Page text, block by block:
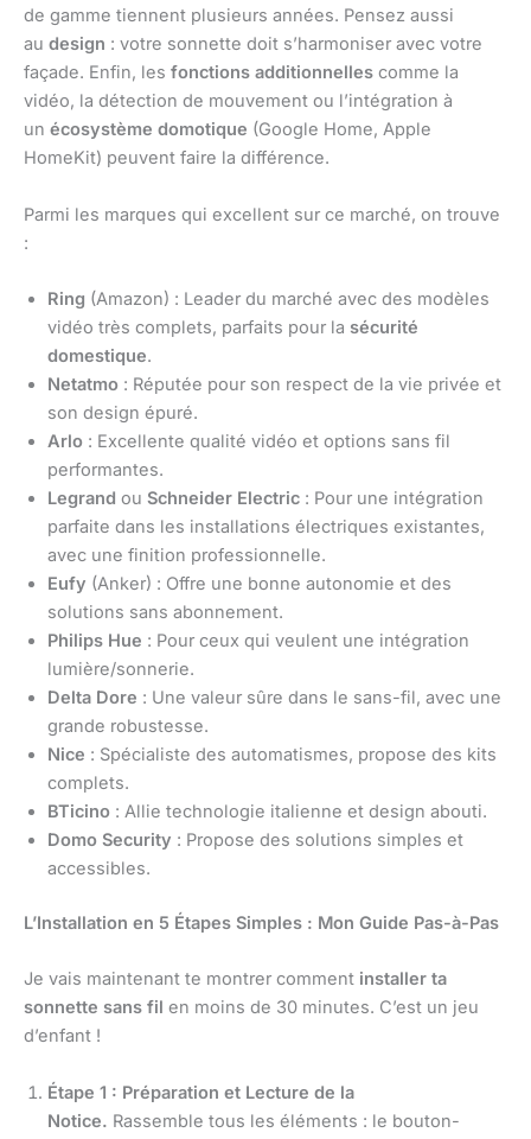
de gamme tiennent plusieurs années. Pensez aussi
au design : votre sonnette doit s’harmoniser avec votre
façade. Enfin, les fonctions additionnelles comme la
vidéo, la détection de mouvement ou l’intégration à
un écosystème domotique (Google Home, Apple
HomeKit) peuvent faire la différence.
Parmi les marques qui excellent sur ce marché, on trouve
:
Ring (Amazon) : Leader du marché avec des modèles
vidéo très complets, parfaits pour la sécurité
domestique.
Netatmo : Réputée pour son respect de la vie privée et
son design épuré.
Arlo : Excellente qualité vidéo et options sans fil
performantes.
Legrand ou Schneider Electric : Pour une intégration
parfaite dans les installations électriques existantes,
avec une finition professionnelle.
Eufy (Anker) : Offre une bonne autonomie et des
solutions sans abonnement.
Philips Hue : Pour ceux qui veulent une intégration
lumière/sonnerie.
Delta Dore : Une valeur sûre dans le sans-fil, avec une
grande robustesse.
Nice : Spécialiste des automatismes, propose des kits
complets.
BTicino : Allie technologie italienne et design abouti.
Domo Security : Propose des solutions simples et
accessibles.
L’Installation en 5 Étapes Simples : Mon Guide Pas-à-Pas
Je vais maintenant te montrer comment installer ta
sonnette sans fil en moins de 30 minutes. C’est un jeu
d’enfant !
Étape 1 : Préparation et Lecture de la
Notice. Rassemble tous les éléments : le bouton-